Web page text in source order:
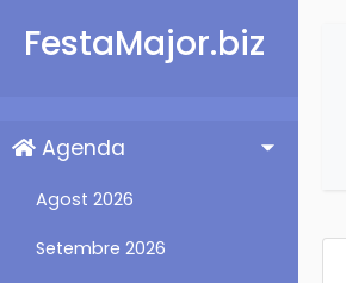
FestaMajor.biz
Agenda
Agost 2026
Setembre 2026